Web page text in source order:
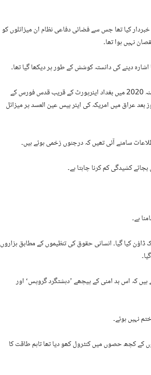
کیا تھا جس سے فضائی دفاعی نظام ان میزائلوں کو
نہیں ہوا تھا۔
دینے کی دانستہ کوشش کے طور پر دیکھا گیا تھا۔
کچھ ایسا ہی ڈونلڈ ٹرمپ کے پہلے دور صدارت میں بھی دیکھا گیا تھا۔ سنہ 2020 میں بغداد ایئرپورٹ کے قریب قدس فورس کے
بعد عراق میں امریکہ کی ایئر بیس عین العسد پر میزائل
سامنے آئی تھیں کہ درجنوں زخمی ہوئے ہیں۔
کشیدگی کم کرنا چاہتا ہے۔
کیا گیا۔ انسانی حقوق کی تنظیموں کے مطابق ہزاروں
ہیں کہ اس بد امنی کے پیچھے ’دہشتگرد گروپس‘ اور
نہیں ہوئے۔
کے کچھ حصوں میں کنٹرول کھو دیا تھا تاہم طاقت کا